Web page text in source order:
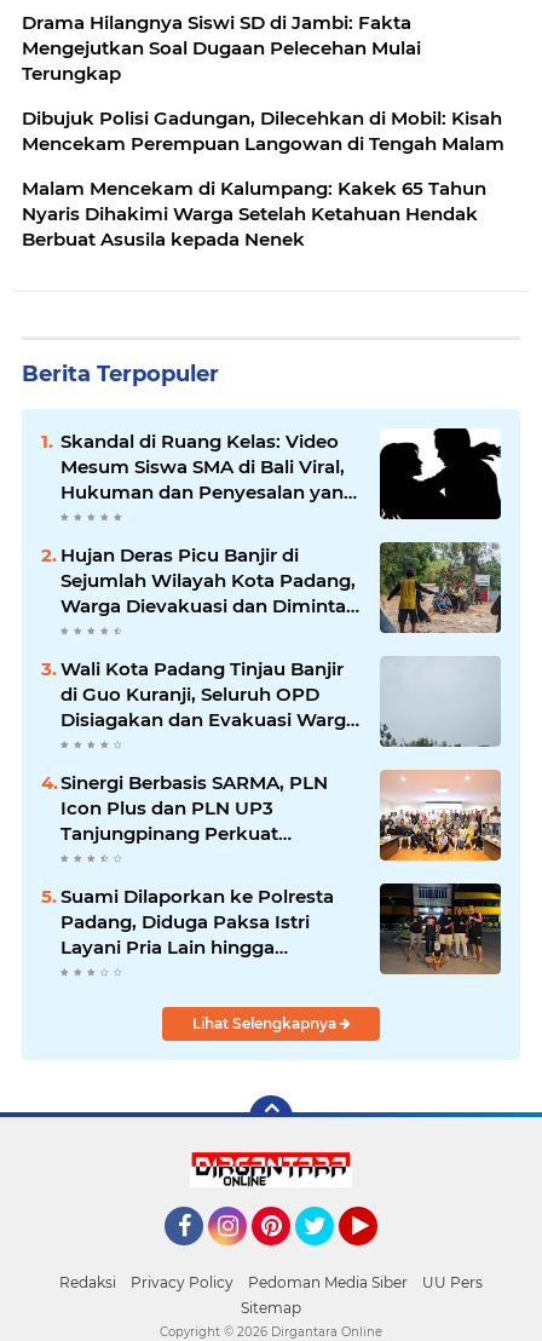
Drama Hilangnya Siswi SD di Jambi: Fakta
Mengejutkan Soal Dugaan Pelecehan Mulai
Terungkap
Dibujuk Polisi Gadungan, Dilecehkan di Mobil: Kisah
Mencekam Perempuan Langowan di Tengah Malam
Malam Mencekam di Kalumpang: Kakek 65 Tahun
Nyaris Dihakimi Warga Setelah Ketahuan Hendak
Berbuat Asusila kepada Nenek
Berita Terpopuler
Skandal di Ruang Kelas: Video
Mesum Siswa SMA di Bali Viral,
Hukuman dan Penyesalan yang
Mengikuti
Hujan Deras Picu Banjir di
Sejumlah Wilayah Kota Padang,
Warga Dievakuasi dan Diminta
Waspada Banjir Susulan
Wali Kota Padang Tinjau Banjir
di Guo Kuranji, Seluruh OPD
Disiagakan dan Evakuasi Warga
Dipercepat
Sinergi Berbasis SARMA, PLN
Icon Plus dan PLN UP3
Tanjungpinang Perkuat
Kolaborasi Strategis
Suami Dilaporkan ke Polresta
Padang, Diduga Paksa Istri
Layani Pria Lain hingga
Berulang Kali
Lihat Selengkapnya
Redaksi Privacy Policy Pedoman Media Siber
UU Pers
Sitemap
Copyright © 2026 Dirgantara Online